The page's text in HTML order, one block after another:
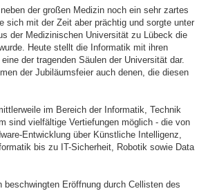
der großen Medizin noch ein sehr zartes
sich mit der Zeit aber prächtig und sorgte unter
der Medizinischen Universität zu Lübeck die
Heute stellt die Informatik mit ihren
der tragenden Säulen der Universität dar.
der Jubiläumsfeier auch denen, die diesen
im Bereich der Informatik, Technik
sind vielfältige Vertiefungen möglich - die von
Entwicklung über Künstliche Intelligenz,
bis zu IT-Sicherheit, Robotik sowie Data
beschwingten Eröffnung durch Cellisten des